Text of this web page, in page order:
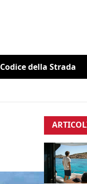
Codice della Strada